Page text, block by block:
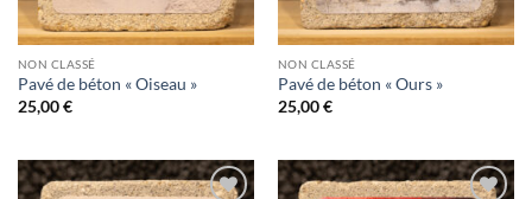
NON CLASSÉ
Pavé de béton « Oiseau »
25,00€
NON CLASSÉ
Pavé de béton « Ours »
25,00€